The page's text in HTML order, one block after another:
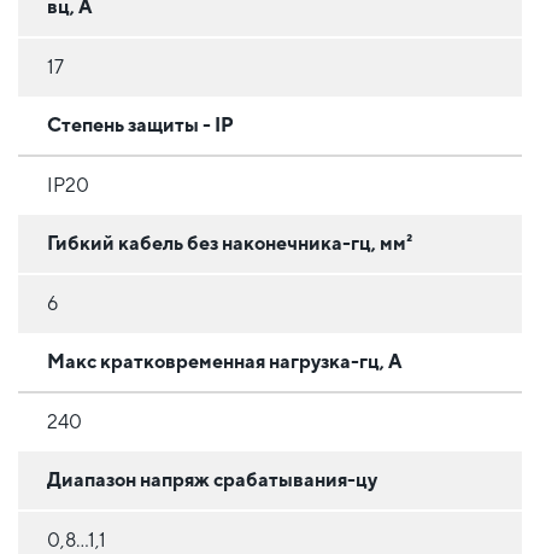
вц, А
17
Степень защиты - IP
IP20
Гибкий кабель без наконечника-гц, мм²
6
Макс кратковременная нагрузка-гц, А
240
Диапазон напряж срабатывания-цу
0,8...1,1